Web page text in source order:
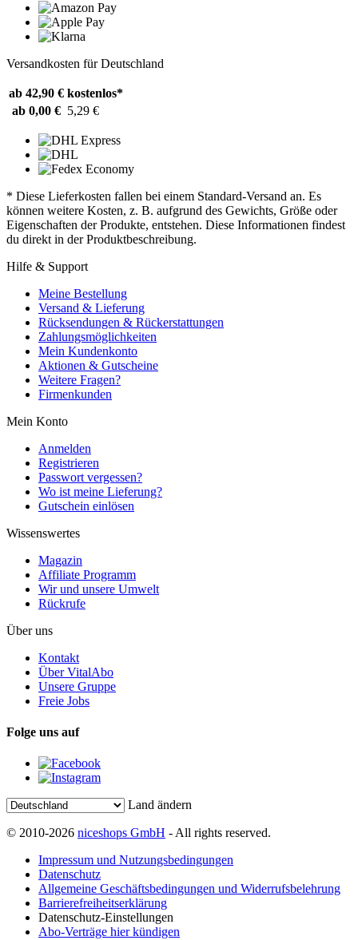
Versandkosten für Deutschland
ab 42,90 € kostenlos*
ab 0,00 € 5,29 €
* Diese Lieferkosten fallen bei einem Standard-Versand an. Es
können weitere Kosten, z. B. aufgrund des Gewichts, Größe oder
Eigenschaften der Produkte, entstehen. Diese Informationen findest
du direkt in der Produktbeschreibung.
Hilfe & Support
Meine Bestellung
Versand & Lieferung
Rücksendungen & Rückerstattungen
Zahlungsmöglichkeiten
Mein Kundenkonto
Aktionen & Gutscheine
Weitere Fragen?
Firmenkunden
Mein Konto
Anmelden
Registrieren
Passwort vergessen?
Wo ist meine Lieferung?
Gutschein einlösen
Wissenswertes
Magazin
Affiliate Programm
Wir und unsere Umwelt
Rückrufe
Über uns
Kontakt
Über VitalAbo
Unsere Gruppe
Freie Jobs
Folge uns auf
Land ändern
© 2010-2026 niceshops GmbH - All rights reserved.
Impressum und Nutzungsbedingungen
Datenschutz
Allgemeine Geschäftsbedingungen und Widerrufsbelehrung
Barrierefreiheitserklärung
Datenschutz-Einstellungen
Abo-Verträge hier kündigen